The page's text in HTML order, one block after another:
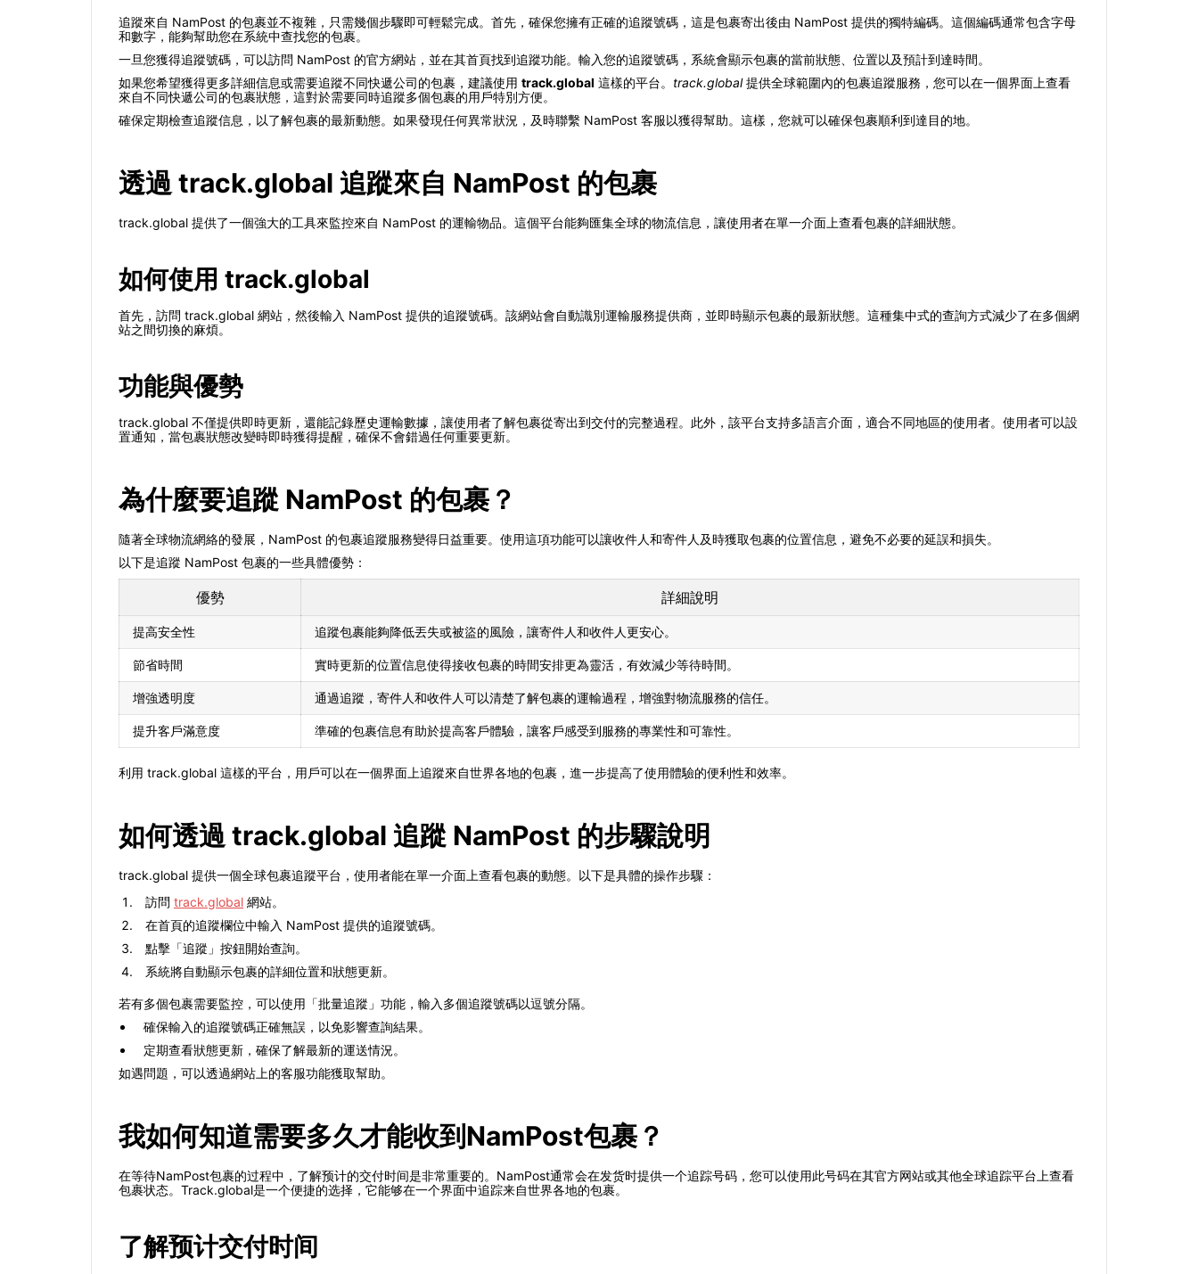
追蹤來自 NamPost 的包裹並不複雜，只需幾個步驟即可輕鬆完成。首先，確保您擁有正確的追蹤號碼，這是包裹寄出後由 NamPost 提供的獨特編碼。這個編碼通常包含字母
和數字，能夠幫助您在系統中查找您的包裹。
一旦您獲得追蹤號碼，可以訪問 NamPost 的官方網站，並在其首頁找到追蹤功能。輸入您的追蹤號碼，系統會顯示包裹的當前狀態、位置以及預計到達時間。
如果您希望獲得更多詳細信息或需要追蹤不同快遞公司的包裹，建議使用 track.global 這樣的平台。 track.global提供全球範圍內的包裹追蹤服務，您可以在一個界面上查看
來自不同快遞公司的包裹狀態，這對於需要同時追蹤多個包裹的用戶特別方便。
確保定期檢查追蹤信息，以了解包裹的最新動態。如果發現任何異常狀況，及時聯繫 NamPost 客服以獲得幫助。這樣，您就可以確保包裹順利到達目的地。
透過 track.global 追蹤來自 NamPost 的包裹
track.global 提供了一個強大的工具來監控來自 NamPost 的運輸物品。這個平台能夠匯集全球的物流信息，讓使用者在單一介面上查看包裹的詳細狀態。
如何使用 track.global
首先，訪問 track.global 網站，然後輸入 NamPost 提供的追蹤號碼。該網站會自動識別運輸服務提供商，並即時顯示包裹的最新狀態。這種集中式的查詢方式減少了在多個網
站之間切換的麻煩。
功能與優勢
track.global 不僅提供即時更新，還能記錄歷史運輸數據，讓使用者了解包裹從寄出到交付的完整過程。此外，該平台支持多語言介面，適合不同地區的使用者。使用者可以設
置通知，當包裹狀態改變時即時獲得提醒，確保不會錯過任何重要更新。
為什麼要追蹤 NamPost 的包裹？
隨著全球物流網絡的發展，NamPost 的包裹追蹤服務變得日益重要。使用這項功能可以讓收件人和寄件人及時獲取包裹的位置信息，避免不必要的延誤和損失。
以下是追蹤 NamPost 包裹的一些具體優勢：
優勢 詳細說明
提高安全性 追蹤包裹能夠降低丟失或被盜的風險，讓寄件人和收件人更安心。
節省時間 實時更新的位置信息使得接收包裹的時間安排更為靈活，有效減少等待時間。
增強透明度 通過追蹤，寄件人和收件人可以清楚了解包裹的運輸過程，增強對物流服務的信任。
提升客戶滿意度 準確的包裹信息有助於提高客戶體驗，讓客戶感受到服務的專業性和可靠性。
利用 track.global 這樣的平台，用戶可以在一個界面上追蹤來自世界各地的包裹，進一步提高了使用體驗的便利性和效率。
如何透過 track.global 追蹤 NamPost 的步驟說明
track.global 提供一個全球包裹追蹤平台，使用者能在單一介面上查看包裹的動態。以下是具體的操作步驟：
訪問 track.global 網站。
在首頁的追蹤欄位中輸入 NamPost 提供的追蹤號碼。
點擊「追蹤」按鈕開始查詢。
系統將自動顯示包裹的詳細位置和狀態更新。
若有多個包裹需要監控，可以使用「批量追蹤」功能，輸入多個追蹤號碼以逗號分隔。
確保輸入的追蹤號碼正確無誤，以免影響查詢結果。
定期查看狀態更新，確保了解最新的運送情況。
如遇問題，可以透過網站上的客服功能獲取幫助。
我如何知道需要多久才能收到NamPost包裹？
在等待NamPost包裹的过程中，了解预计的交付时间是非常重要的。NamPost通常会在发货时提供一个追踪号码，您可以使用此号码在其官方网站或其他全球追踪平台上查看
包裹状态。Track.global是一个便捷的选择，它能够在一个界面中追踪来自世界各地的包裹。
了解预计交付时间